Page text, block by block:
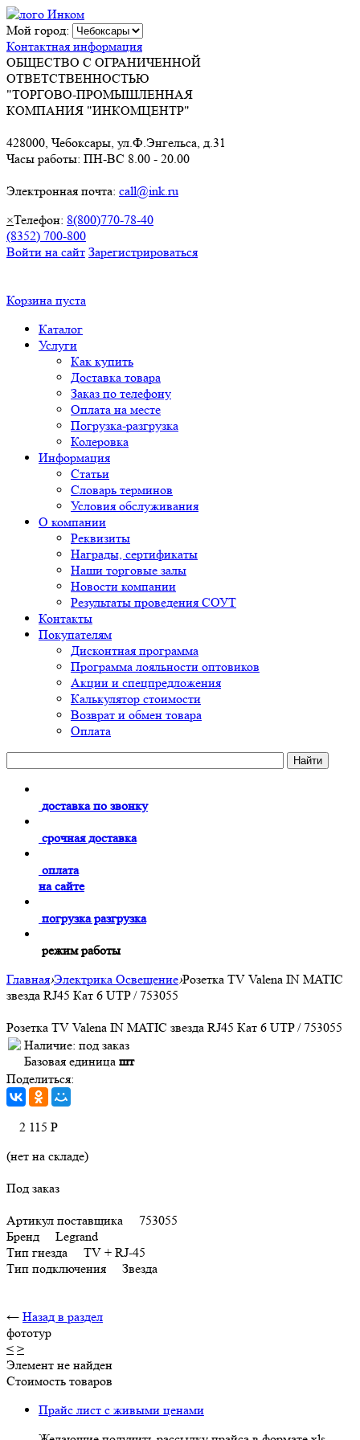
Мой город:
Контактная информация
ОБЩЕСТВО С ОГРАНИЧЕННОЙ
ОТВЕТСТВЕННОСТЬЮ
"ТОРГОВО-ПРОМЫШЛЕННАЯ
КОМПАНИЯ "ИНКОМЦЕНТР"
428000, Чебоксары, ул.Ф.Энгельса, д.31
Часы работы: ПН-ВС 8.00 - 20.00
Электронная почта: call@ink.ru
×Телефон: 8(800)770-78-40
(8352) 700-800
Войти на сайт Зарегистрироваться
Корзина пуста
Каталог
Услуги
Как купить
Доставка товара
Заказ по телефону
Оплата на месте
Погрузка-разгрузка
Колеровка
Информация
Статьи
Словарь терминов
Условия обслуживания
О компании
Реквизиты
Награды, сертификаты
Наши торговые залы
Новости компании
Результаты проведения СОУТ
Контакты
Покупателям
Дисконтная программа
Программа лояльности оптовиков
Акции и спецпредложения
Калькулятор стоимости
Возврат и обмен товара
Оплата
доставка по звонку
срочная доставка
оплата
на сайте
погрузка разгрузка
режим работы
Главная›Электрика Освещение›Розетка TV Valena IN MATIC
звезда RJ45 Кат 6 UTP / 753055
Розетка TV Valena IN MATIC звезда RJ45 Кат 6 UTP / 753055
Наличие: под заказ
Базовая единица шт
Поделиться:
2 115 Р
(нет на складе)
Под заказ
Артикул поставщика 753055
Бренд Legrand
Тип гнезда TV + RJ-45
Тип подключения Звезда
← Назад в раздел
фототур
< >
Элемент не найден
Стоимость товаров
Прайс лист с живыми ценами